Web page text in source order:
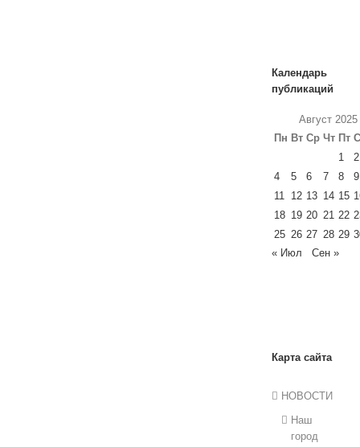
Календарь
публикаций
Август 2025
Пн Вт Ср Чт Пт
1
2
4
5 6 7 8
9
11
12 13 14 15
18 19 20 21 22
25 26 27 28 29
« Июл
Сен »
Карта сайта
НОВОСТИ
Наш
город